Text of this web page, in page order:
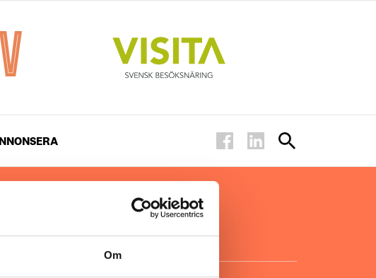
Om
snackisar inom
för ägare